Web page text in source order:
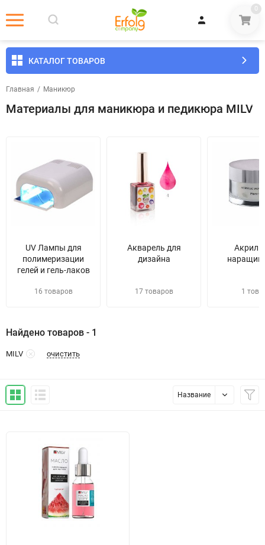
0
КАТАЛОГ ТОВАРОВ
Главная / Маникюр
Материалы для маникюра и педикюра MILV
UV Лампы для
полимеризации
гелей и гель-лаков
16 товаров
Акварель для
дизайна
17 товаров
Акрил
1
Найдено товаров - 1
MILV очистить
Название